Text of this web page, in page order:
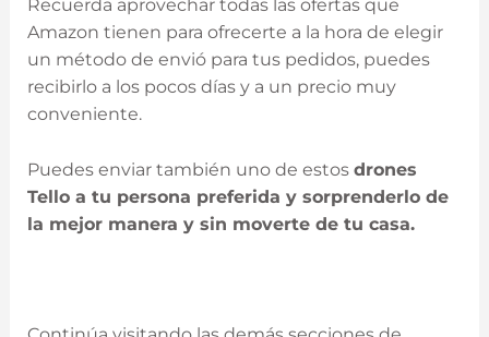
Recuerda aprovechar todas las ofertas que
Amazon tienen para ofrecerte a la hora de elegir
un método de envió para tus pedidos, puedes
recibirlo a los pocos días y a un precio muy
conveniente.
Puedes enviar también uno de estos drones
Tello a tu persona preferida y sorprenderlo de
la mejor manera y sin moverte de tu casa.